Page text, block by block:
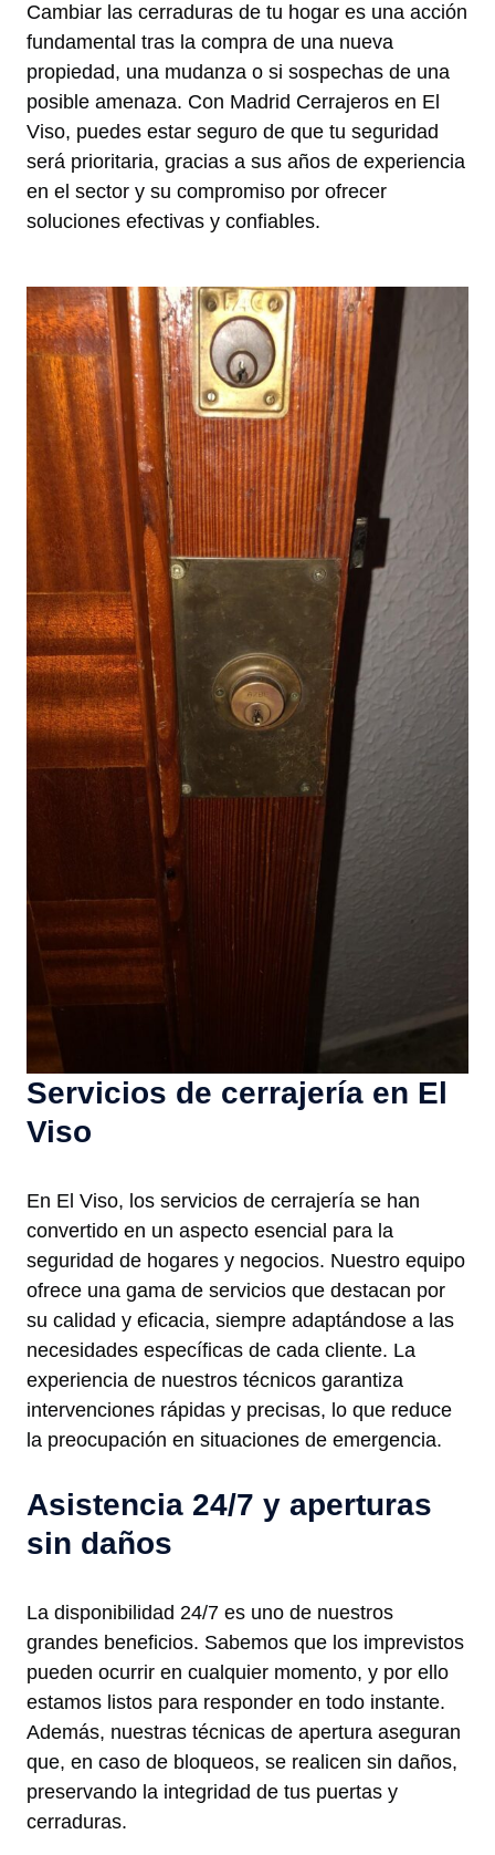
Cambiar las cerraduras de tu hogar es una acción
fundamental tras la compra de una nueva
propiedad, una mudanza o si sospechas de una
posible amenaza. Con Madrid Cerrajeros en El
Viso, puedes estar seguro de que tu seguridad
será prioritaria, gracias a sus años de experiencia
en el sector y su compromiso por ofrecer
soluciones efectivas y confiables.
Servicios de cerrajería en El
Viso
En El Viso, los servicios de cerrajería se han
convertido en un aspecto esencial para la
seguridad de hogares y negocios. Nuestro equipo
ofrece una gama de servicios que destacan por
su calidad y eficacia, siempre adaptándose a las
necesidades específicas de cada cliente. La
experiencia de nuestros técnicos garantiza
intervenciones rápidas y precisas, lo que reduce
la preocupación en situaciones de emergencia.
Asistencia 24/7 y aperturas
sin daños
La disponibilidad 24/7 es uno de nuestros
grandes beneficios. Sabemos que los imprevistos
pueden ocurrir en cualquier momento, y por ello
estamos listos para responder en todo instante.
Además, nuestras técnicas de apertura aseguran
que, en caso de bloqueos, se realicen sin daños,
preservando la integridad de tus puertas y
cerraduras.